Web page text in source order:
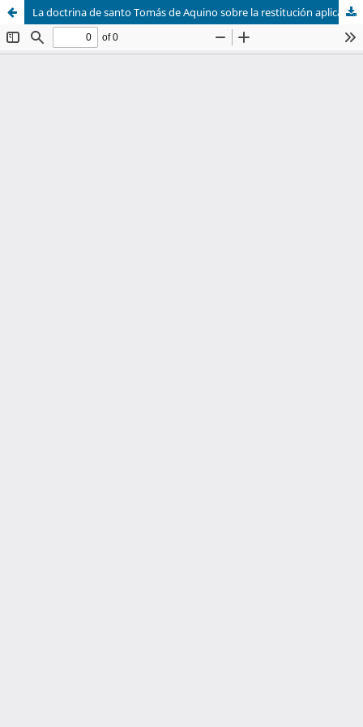
La doctrina de santo Tomás de Aquino sobre la restitución aplicada por Epifanio de Moirans al caso de la esclavitud negra